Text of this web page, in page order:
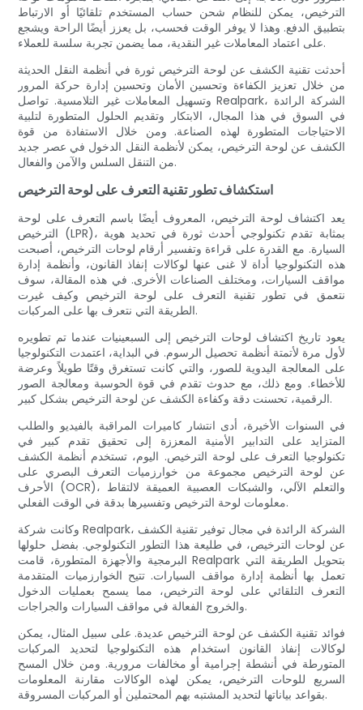
الترخيص، يمكن للنظام شحن حساب المستخدم تلقائيًا أو الارتباط
بتطبيق الدفع. وهذا لا يوفر الوقت فحسب، بل يعزز أيضًا الراحة ويشجع
على اعتماد المعاملات غير النقدية، مما يضمن تجربة سلسة للعملاء.
أحدثت تقنية الكشف عن لوحة الترخيص ثورة في أنظمة النقل الحديثة
من خلال تعزيز الكفاءة وتحسين الأمان وتحسين إدارة حركة المرور
وتسهيل المعاملات غير التلامسية. تواصل Realpark، الشركة الرائدة
في السوق في هذا المجال، الابتكار وتقديم الحلول المتطورة لتلبية
الاحتياجات المتطورة لهذه الصناعة. ومن خلال الاستفادة من قوة
الكشف عن لوحة الترخيص، يمكن لأنظمة النقل الدخول في عصر جديد
من التنقل السلس والآمن والفعال.
استكشاف تطور تقنية التعرف على لوحة الترخيص
يعد اكتشاف لوحة الترخيص، المعروف أيضًا باسم التعرف على لوحة
الترخيص (LPR)، بمثابة تقدم تكنولوجي أحدث ثورة في تحديد هوية
السيارة. مع القدرة على قراءة وتفسير أرقام لوحات الترخيص، أصبحت
هذه التكنولوجيا أداة لا غنى عنها لوكالات إنفاذ القانون، وأنظمة إدارة
مواقف السيارات، ومختلف الصناعات الأخرى. في هذه المقالة، سوف
نتعمق في تطور تقنية التعرف على لوحة الترخيص وكيف غيرت
الطريقة التي نتعرف بها على المركبات.
يعود تاريخ اكتشاف لوحات الترخيص إلى السبعينيات عندما تم تطويره
لأول مرة لأتمتة أنظمة تحصيل الرسوم. في البداية، اعتمدت التكنولوجيا
على المعالجة اليدوية للصور، والتي كانت تستغرق وقتًا طويلاً وعرضة
للأخطاء. ومع ذلك، مع حدوث تقدم في قوة الحوسبة ومعالجة الصور
الرقمية، تحسنت دقة وكفاءة الكشف عن لوحة الترخيص بشكل كبير.
في السنوات الأخيرة، أدى انتشار كاميرات المراقبة بالفيديو والطلب
المتزايد على التدابير الأمنية المعززة إلى تحقيق تقدم كبير في
تكنولوجيا التعرف على لوحة الترخيص. اليوم، تستخدم أنظمة الكشف
عن لوحة الترخيص مجموعة من خوارزميات التعرف البصري على
الأحرف (OCR)، والتعلم الآلي، والشبكات العصبية العميقة لالتقاط
معلومات لوحة الترخيص وتفسيرها بدقة في الوقت الفعلي.
وكانت شركة Realpark، الشركة الرائدة في مجال توفير تقنية الكشف
عن لوحات الترخيص، في طليعة هذا التطور التكنولوجي. بفضل حلولها
البرمجية والأجهزة المتطورة، قامت Realpark بتحويل الطريقة التي
تعمل بها أنظمة إدارة مواقف السيارات. تتيح الخوارزميات المتقدمة
التعرف التلقائي على لوحة الترخيص، مما يسمح بعمليات الدخول
والخروج الفعالة في مواقف السيارات والجراجات.
فوائد تقنية الكشف عن لوحة الترخيص عديدة. على سبيل المثال، يمكن
لوكالات إنفاذ القانون استخدام هذه التكنولوجيا لتحديد المركبات
المتورطة في أنشطة إجرامية أو مخالفات مرورية. ومن خلال المسح
السريع للوحات الترخيص، يمكن لهذه الوكالات مقارنة المعلومات
بقواعد بياناتها لتحديد المشتبه بهم المحتملين أو المركبات المسروقة.